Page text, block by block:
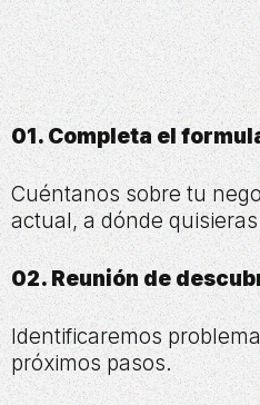
01. Completa el
Cuéntanos sobre tu
actual, a dónde
02. Reunión de
Identificaremos
próximos pasos.